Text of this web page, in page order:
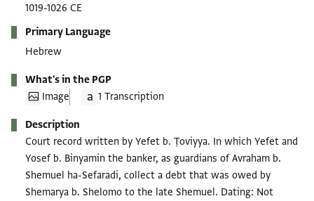
1019-1026 CE
Primary Language
Hebrew
What's in the PGP
Image
1 Transcription
Description
Court record written by Yefet b. Ṭoviyya. In which Yefet and
Yosef b. Binyamin the banker, as guardians of Avraham b.
Shemuel ha-Sefaradi, collect a debt that was owed by
Shemarya b. Shelomo to the late Shemuel. Dating: Not